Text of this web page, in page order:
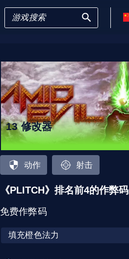
13 修改器
动作 射击
《PLITCH》排名前4的作弊码
免费作弊码
填充橙色法力